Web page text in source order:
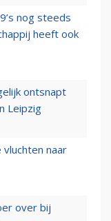
nog steeds
heeft ook
ontsnapt
Leipzig
naar
over bij